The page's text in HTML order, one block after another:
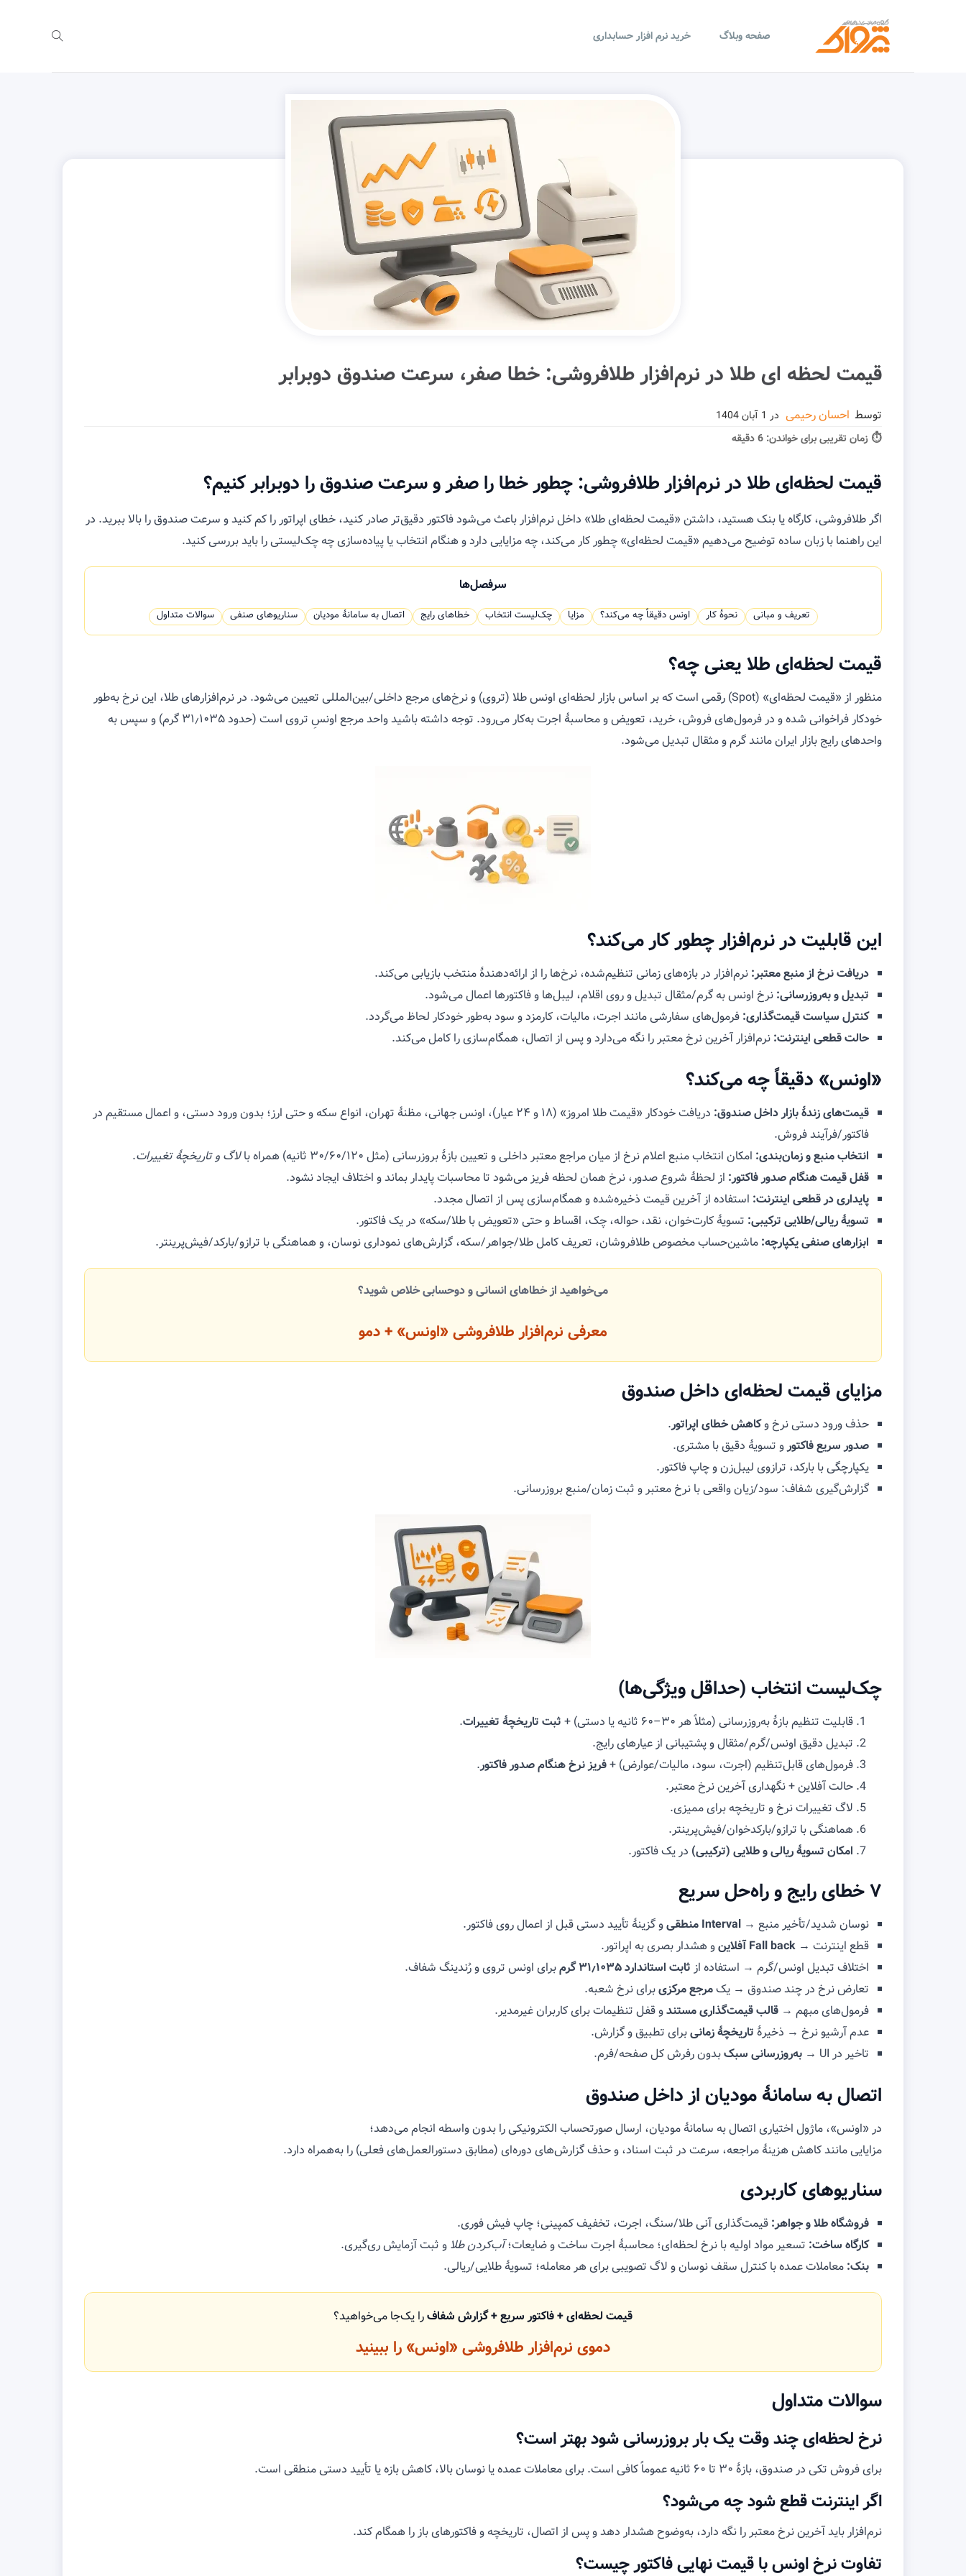
صفحه وبلاگ خرید نرم افزار حسابداری
قیمت لحظه ای طلا در نرم‌افزار طلافروشی: خطا صفر، سرعت صندوق دوبرابر
توسط احسان رحیمی در
⏱ زمان تقریبی برای خواندن: 6 دقیقه
قیمت لحظه‌ای طلا در نرم‌افزار طلافروشی: چطور خطا را صفر و سرعت صندوق را دوبرابر کنیم؟
اگر طلافروشی، کارگاه یا بنک هستید، داشتن «قیمت لحظه‌ای طلا» داخل نرم‌افزار باعث می‌شود فاکتور دقیق‌تر صادر کنید، خطای اپراتور را کم کنید و سرعت صندوق را بالا ببرید. در
این راهنما با زبان ساده توضیح می‌دهیم «قیمت لحظه‌ای» چطور کار می‌کند، چه مزایایی دارد و هنگام انتخاب یا پیاده‌سازی چه چک‌لیستی را باید بررسی کنید.
سرفصل‌ها
تعریف و مبانی نحوهٔ کار اونس دقیقاً چه می‌کند؟ مزایا چک‌لیست انتخاب خطاهای رایج اتصال به سامانهٔ مودیان سناریوهای صنفی سوالات متداول
قیمت لحظه‌ای طلا یعنی چه؟
منظور از «قیمت لحظه‌ای» (Spot) رقمی است که بر اساس بازار لحظه‌ای اونس طلا (تروی) و نرخ‌های مرجع داخلی/بین‌المللی تعیین می‌شود. در نرم‌افزارهای طلا، این نرخ به‌طور
خودکار فراخوانی شده و در فرمول‌های فروش، خرید، تعویض و محاسبهٔ اجرت به‌کار می‌رود. توجه داشته باشید واحد مرجع اونسِ تروی است (حدود ۳۱٫۱۰۳۵ گرم) و سپس به
واحدهای رایج بازار ایران مانند گرم و مثقال تبدیل می‌شود.
این قابلیت در نرم‌افزار چطور کار می‌کند؟
دریافت نرخ از منبع معتبر: نرم‌افزار در بازه‌های زمانی تنظیم‌شده، نرخ‌ها را از ارائه‌دهندهٔ منتخب بازیابی می‌کند.
تبدیل و به‌روزرسانی: نرخ اونس به گرم/مثقال تبدیل و روی اقلام، لیبل‌ها و فاکتورها اعمال می‌شود.
کنترل سیاست قیمت‌گذاری: فرمول‌های سفارشی مانند اجرت، مالیات، کارمزد و سود به‌طور خودکار لحاظ می‌گردد.
حالت قطعی اینترنت: نرم‌افزار آخرین نرخ معتبر را نگه می‌دارد و پس از اتصال، همگام‌سازی را کامل می‌کند.
«اونس» دقیقاً چه می‌کند؟
قیمت‌های زندهٔ بازار داخل صندوق:
دریافت خودکار «قیمت طلا امروز» (۱۸ و ۲۴ عیار)، اونس جهانی، مظنهٔ تهران، انواع سکه و حتی ارز؛ بدون ورود دستی، و اعمال مستقیم در
فاکتور/فر‌آیند فروش.
انتخاب منبع و زمان‌بندی: امکان انتخاب منبع اعلام نرخ از میان مراجع معتبر داخلی و تعیین بازهٔ بروزرسانی (مثل ۳۰/۶۰/۱۲۰ ثانیه) همراه با لاگ و تاریخچهٔ تغییرات.
قفل قیمت هنگام صدور فاکتور: از لحظهٔ شروع صدور، نرخ همان لحظه فریز می‌شود تا محاسبات پایدار بماند و اختلاف ایجاد نشود.
پایداری در قطعی اینترنت: استفاده از آخرین قیمت ذخیره‌شده و همگام‌سازی پس از اتصال مجدد.
تسویهٔ ریالی/طلایی ترکیبی: تسویهٔ کارت‌خوان، نقد، حواله، چک، اقساط و حتی «تعویض با طلا/سکه» در یک فاکتور.
ابزارهای صنفی یکپارچه: ماشین‌حساب مخصوص طلافروشان، تعریف کامل طلا/جواهر/سکه، گزارش‌های نموداری نوسان، و هماهنگی با ترازو/بارکد/فیش‌پرینتر.
می‌خواهید از خطاهای انسانی و دو‌حسابی خلاص شوید؟
معرفی نرم‌افزار طلافروشی «اونس» + دمو
مزایای قیمت لحظه‌ای داخل صندوق
حذف ورود دستی نرخ وکاهش خطای اپراتور.
صدور سریع فاکتورو تسویهٔ دقیق با مشتری.
یکپارچگی با بارکد، ترازوی لیبل‌زن و چاپ فاکتور.
گزارش‌گیری شفاف: سود/زیان واقعی با نرخ معتبر و ثبت زمان/منبع بروزرسانی.
چک‌لیست انتخاب (حداقل ویژگی‌ها)
قابلیت تنظیم بازهٔ به‌روزرسانی (مثلاً هر ۳۰–۶۰ ثانیه یا دستی) + ثبت تاریخچهٔ تغییرات.
تبدیل دقیق اونس/گرم/مثقال و پشتیبانی از عیارهای رایج.
فرمول‌های قابل‌تنظیم (اجرت، سود، مالیات/عوارض) +فریز نرخ هنگام صدور فاکتور.
حالت آفلاین + نگهداری آخرین نرخ معتبر.
لاگ تغییرات نرخ و تاریخچه برای ممیزی.
هماهنگی با ترازو/بارکدخوان/فیش‌پرینتر.
امکان تسویهٔ ریالی و طلایی (ترکیبی) در یک فاکتور.
۷ خطای رایج و راه‌حل سریع
نوسان شدید/تأخیر منبع → Interval منطقی
و گزینهٔ تأیید دستی قبل از اعمال روی فاکتور.
قطع اینترنت → Fall back آفلاین
و هشدار بصری به اپراتور.
اختلاف تبدیل اونس/گرم → استفاده از ثابت استاندارد ۳۱٫۱۰۳۵ گرم
برای اونس تروی و رُندینگ شفاف.
تعارض نرخ در چند صندوق → یکمرجع مرکزیبرای نرخ شعبه.
فرمول‌های مبهم → قالب قیمت‌گذاری مستندو قفل تنظیمات برای کاربران غیرمدیر.
عدم آرشیو نرخ → ذخیرهٔ تاریخچهٔ زمانیبرای تطبیق و گزارش.
تاخیر در UI →
به‌روزرسانی سبکبدون رفرش کل صفحه/فرم.
اتصال به سامانهٔ مودیان از داخل صندوق
در «اونس»، ماژول اختیاری اتصال به سامانهٔ مودیان، ارسال صورتحساب الکترونیکی را بدون واسطه انجام می‌دهد؛
مزایایی مانند کاهش هزینهٔ مراجعه، سرعت در ثبت اسناد، و حذف گزارش‌های دوره‌ای (مطابق دستورالعمل‌های فعلی) را به‌همراه دارد.
سناریوهای کاربردی
فروشگاه طلا و جواهر: قیمت‌گذاری آنی طلا/سنگ، اجرت، تخفیف کمپینی؛ چاپ فیش فوری.
کارگاه ساخت: تسعیر مواد اولیه با نرخ لحظه‌ای؛ محاسبهٔ اجرت ساخت و ضایعات؛آب‌کردن طلا و ثبت آزمایش ری‌گیری.
بنک: معاملات عمده با کنترل سقف نوسان و لاگ تصویبی برای هر معامله؛ تسویهٔ طلایی/ریالی.
قیمت لحظه‌ای + فاکتور سریع + گزارش شفافرا یک‌جا می‌خواهید؟
دموی نرم‌افزار طلافروشی «اونس» را ببینید
سوالات متداول
نرخ لحظه‌ای چند وقت یک بار بروزرسانی شود بهتر است؟
برای فروش تکی در صندوق، بازهٔ ۳۰ تا ۶۰ ثانیه عموماً کافی است. برای معاملات عمده یا نوسان بالا، کاهش بازه یا تأیید دستی منطقی است.
اگر اینترنت قطع شود چه می‌شود؟
نرم‌افزار باید آخرین نرخ معتبر را نگه دارد، به‌وضوح هشدار دهد و پس از اتصال، تاریخچه و فاکتورهای باز را همگام کند.
تفاوت نرخ اونس با قیمت نهایی فاکتور چیست؟